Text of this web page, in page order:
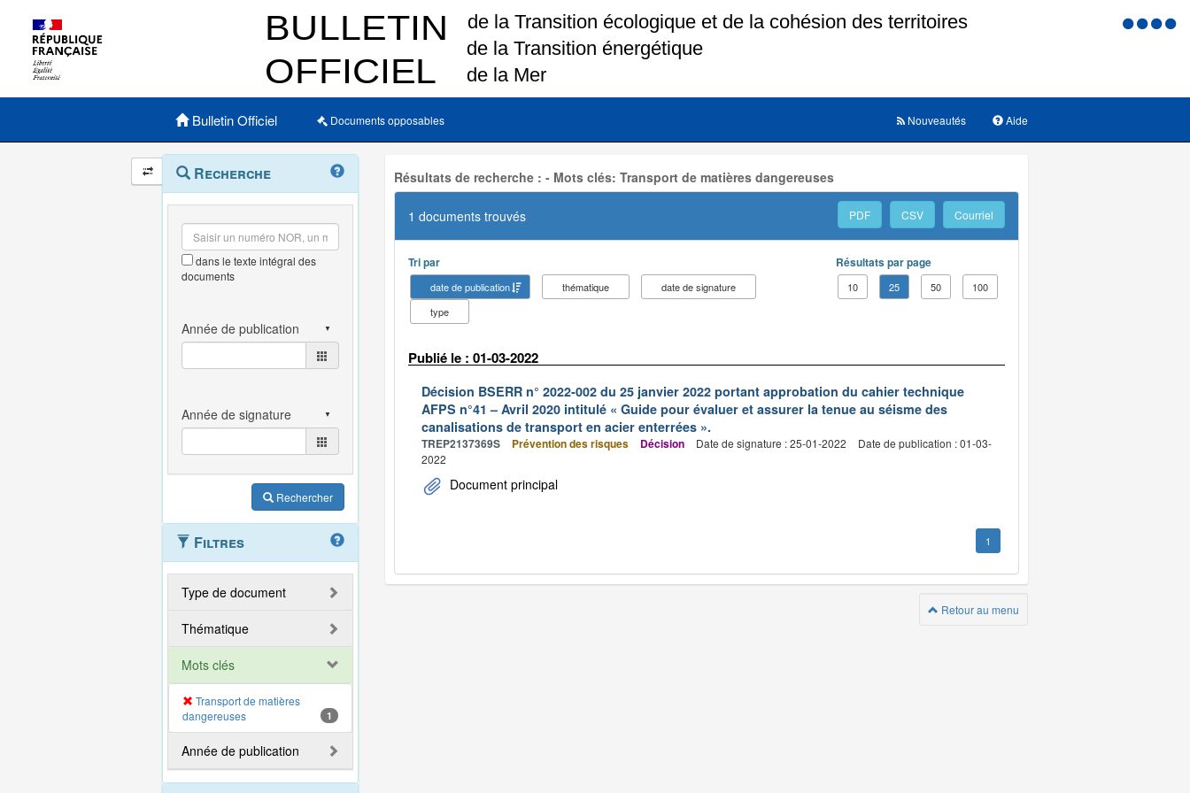
Menu
Menu principal
Bulletin Officiel Documents opposables Aide
Nouveautés
Navigation
et
outils
annexes
Menu
contextuel
Recherche
dans le texte intégral des
documents
Rechercher
Filtres
Type de document
Thématique
Mots clés
Transport de matières
dangereuses
1
Année de publication
Résultats de recherche : - Mots clés: Transport de matières dangereuses
1 documents trouvés PDF CSV Courriel
Tri par
date de publication thématique
date de signature
type
Résultats par page
10 25 50 100
Publié le : 01-03-2022
Décision BSERR n° 2022-002 du 25 janvier 2022 portant approbation du cahier technique
AFPS n°41 – Avril 2020 intitulé « Guide pour évaluer et assurer la tenue au séisme des
canalisations de transport en acier enterrées ».
TREP2137369S Prévention des risques Décision Date de signature : 25-01-2022
Date de publication : 01-03-
2022
Document principal
1
Retour au menu